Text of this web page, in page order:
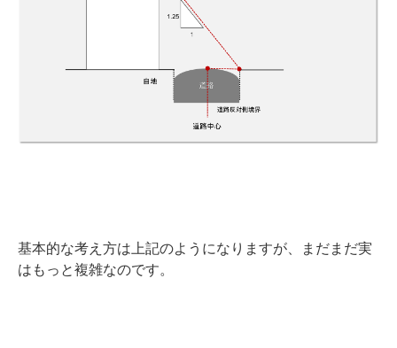
基本的な考え方は上記のようになりますが、まだまだ実
はもっと複雑なのです。